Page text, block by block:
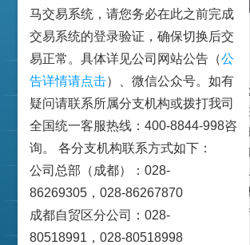
工业品
农业品
金融期货和衍生品
交易策论
产业研究
实盘点睛
【行业动态】
新装置投产，
2025年10月31
吨。进入11月
【操作策略】，
跟随量仓节奏调
（交子期货詹
马交易系统，请您务必在此之前完成
交易系统的登录验证，确保切换后交
易正常。具体详见公司网站公告（公
告详情请点击）、微信公众号。如有
疑问请联系所属分支机构或拨打我司
全国统一客服热线：400-8844-998咨
询。 各分支机构联系方式如下：
公司总部（成都）：028-
86269305，028-86267870
成都自贸区分公司：028-
80518991，028-80518998